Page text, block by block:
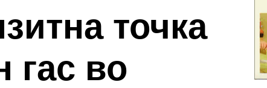
точка
гас во